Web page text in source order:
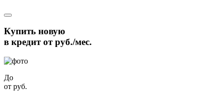
Купить новую
в кредит отруб./мес.
До
от руб.